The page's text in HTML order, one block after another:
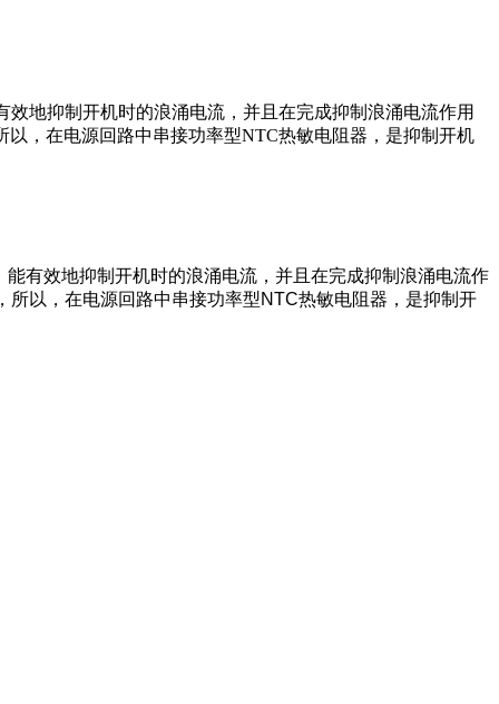
地抑制开机时的浪涌电流，并且在完成抑制浪涌电流作用
，在电源回路中串接功率型NTC热敏电阻器，是抑制开机
有效地抑制开机时的浪涌电流，并且在完成抑制浪涌电流作
以，在电源回路中串接功率型NTC热敏电阻器，是抑制开